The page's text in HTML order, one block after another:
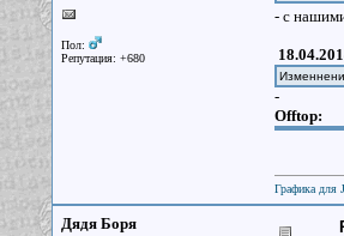
Пол:
Репутация: +680
- с
-
Offtop:
Графика для
Дядя Боря